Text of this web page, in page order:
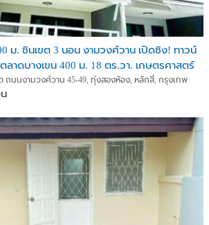
ม. ชินเขต 3 นอน งามวงศ์วาน เปิดซิง! ทาวน์
ลาดบางเขน 400 ม. 18 ตร.วา. เกษตรศาสตร์
นนงามวงศ์วาน 45-49, ทุ่งสองห้อง, หลักสี่, กรุงเทพ